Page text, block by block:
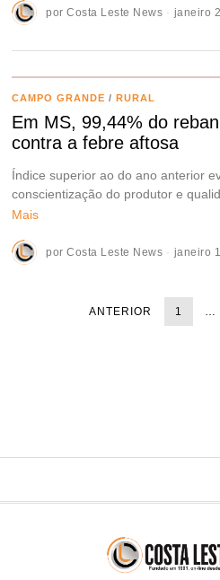
porCosta Leste News janeiro
CAMPO GRANDE / RURAL
Em MS, 99,44% do
contra a febre aftosa
Índice superior ao do ano anterior
conscientização do produtor e
Mais
porCosta Leste News janeiro
ANTERIOR 1 …